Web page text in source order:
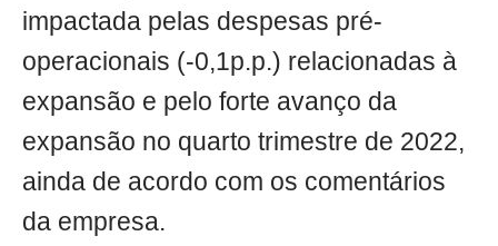
impactada pelas despesas pré-
operacionais (-0,1p.p.) relacionadas à
expansão e pelo forte avanço da
expansão no quarto trimestre de 2022,
ainda de acordo com os comentários
da empresa.